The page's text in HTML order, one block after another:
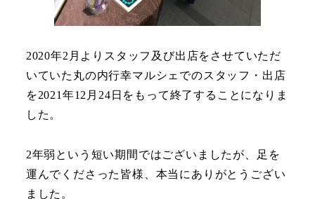
2020年2月よりスタッフ及び出店をさせていただ
いていた丸の内行幸マルシェでのスタッフ・出店
を2021年12月24日をもって終了することになりま
した。
2年弱という短い期間ではございましたが、足を
運んでくださった皆様、本当にありがとうござい
ました。